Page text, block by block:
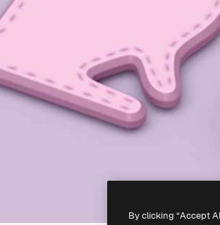
By clicking “Accept